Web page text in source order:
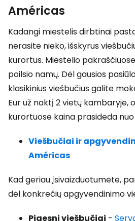
Américas
Kadangi miestelis dirbtinai
nerasite nieko, išskyrus
kurortus. Miestelio
poilsio namų. Dėl gausios
klasikinius viešbučius galite
Eur už naktį 2 vietų kambaryje,
kurortuose kaina prasideda nuo
Viešbučiai ir
Américas
Kad geriau įsivaizduotumėte,
dėl konkrečių apgyvendinimo
Pigesni viešbučiai -